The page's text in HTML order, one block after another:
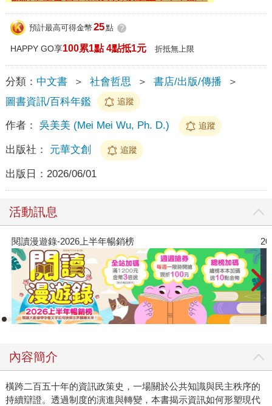
預計最高可得金幣 25點 ?
HAPPY GO享100累1點 4點抵1元 折抵無上限
分類： 中文書 ＞ 社會哲思 ＞ 書店/出版/傳播
＞
圖書資訊/百科年鑑
追蹤
作者： 吳美美 (Mei Mei Wu, Ph. D.) 追蹤
出版社： 元華文創 追蹤
出版日： 2026/06/01
活動訊息
年暢銷榜 2026年8月金石堂強力推
內容簡介
橫跨二百五十年的資訊政策史，一場關於公共知識與民主秩序的
持續辯證。透過制度的演進與轉變，本書揭示資訊如何形塑現代